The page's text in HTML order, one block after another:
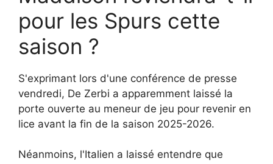
pour les Spurs cette
saison ?
S'exprimant lors d'une conférence de presse
vendredi, De Zerbi a apparemment laissé la
porte ouverte au meneur de jeu pour revenir en
lice avant la fin de la saison 2025-2026.
Néanmoins, l'Italien a laissé entendre que